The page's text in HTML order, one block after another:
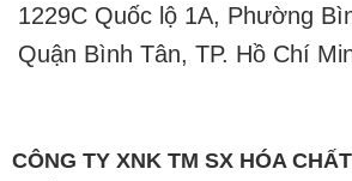
1229C Quốc lộ 1A, Phường
Quận Bình Tân, TP. Hồ Chí
CÔNG TY XNK TM SX HÓA